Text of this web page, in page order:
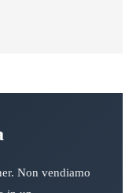
Non vendiamo